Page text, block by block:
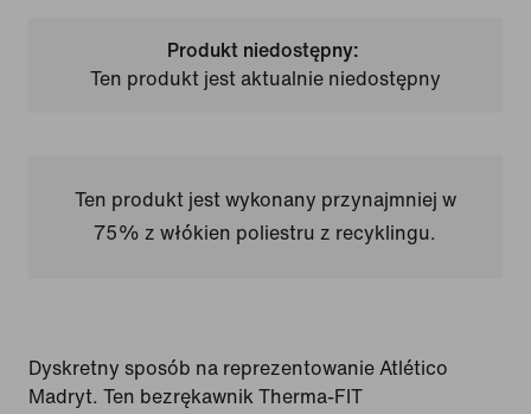
Produkt niedostępny:
Ten produkt jest aktualnie niedostępny
Ten produkt jest wykonany przynajmniej w
75% z włókien poliestru z recyklingu.
Dyskretny sposób na reprezentowanie Atlético
Madryt. Ten bezrękawnik Therma-FIT